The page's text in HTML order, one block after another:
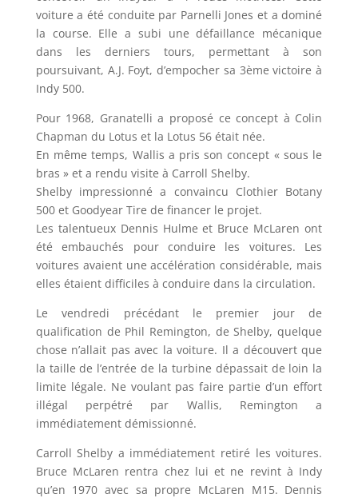
voiture a été conduite par Parnelli Jones et a dominé
la course. Elle a subi une défaillance mécanique
dans les derniers tours, permettant à son
poursuivant, A.J. Foyt, d’empocher sa 3ème victoire à
Indy 500.
Pour 1968, Granatelli a proposé ce concept à Colin
Chapman du Lotus et la Lotus 56 était née.
En même temps, Wallis a pris son concept « sous le
bras » et a rendu visite à Carroll Shelby.
Shelby impressionné a convaincu Clothier Botany
500 et Goodyear Tire de financer le projet.
Les talentueux Dennis Hulme et Bruce McLaren ont
été embauchés pour conduire les voitures. Les
voitures avaient une accélération considérable, mais
elles étaient difficiles à conduire dans la circulation.
Le vendredi précédant le premier jour de
qualification de Phil Remington, de Shelby, quelque
chose n’allait pas avec la voiture. Il a découvert que
la taille de l’entrée de la turbine dépassait de loin la
limite légale. Ne voulant pas faire partie d’un effort
illégal perpétré par Wallis, Remington a
immédiatement démissionné.
Carroll Shelby a immédiatement retiré les voitures.
Bruce McLaren rentra chez lui et ne revint à Indy
qu’en 1970 avec sa propre McLaren M15. Dennis